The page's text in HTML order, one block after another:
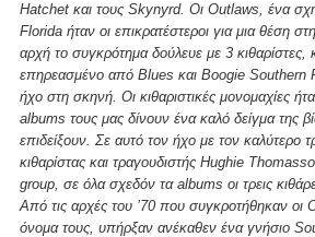
Hatchet και τους Skynyrd. Οι Outlaws, ένα
Florida ήταν οι επικρατέστεροι για μια θέση
αρχή το συγκρότημα δούλευε με 3 κιθαρίστες,
επηρεασμένο από Blues και Boogie Southern
ήχο στη σκηνή. Οι κιθαριστικές μονομαχίες
albums τους μας δίνουν ένα καλό δείγμα της
επιδείξουν. Σε αυτό τον ήχο με τον
κιθαρίστας και τραγουδιστής Hughie
group, σε όλα σχεδόν τα albums οι τρεις
Από τις αρχές του ’70 που συγκροτήθηκαν οι
όνομα τους, υπήρξαν ανέκαθεν ένα γνήσιο